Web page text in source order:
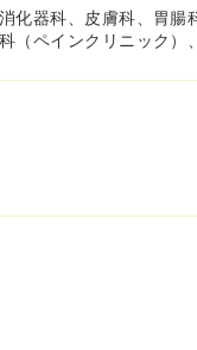
化器科、皮膚科、胃腸
（ペインクリニック）